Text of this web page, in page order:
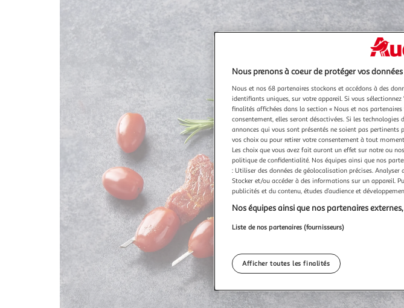
Nous prenons à coeur de protéger vos
Nous et nos 68 partenaires stockons et accédons à des
identifiants uniques, sur votre appareil. Si vous
finalités affichées dans la section « Nous et nos
consentement, elles seront désactivées. Si les
annonces qui vous sont présentés ne soient pas
vos choix ou pour retirer votre consentement à tout
Les choix que vous avez fait auront un effet sur notre ou
politique de confidentialité. Nos équipes ainsi que nos
: Utiliser des données de géolocalisation précises.
Stocker et/ou accéder à des informations sur un appareil.
publicités et du contenu, études d’audience et
Nos équipes ainsi que nos partenaires
Liste de nos partenaires (fournisseurs)
Afficher toutes les finalités